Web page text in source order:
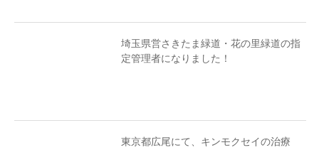
埼玉県営さきたま緑道・花の里緑道の指
定管理者になりました！
東京都広尾にて、キンモクセイの治療